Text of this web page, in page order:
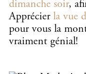
dimanche soir,
Apprécier la vue
pour vous la
vraiment génial!